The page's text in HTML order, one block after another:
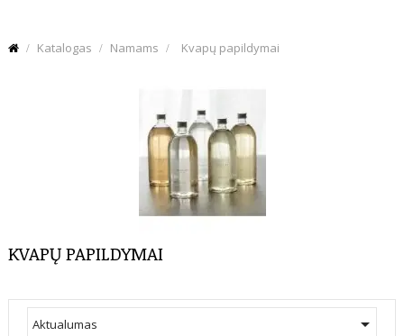
Katalogas Namams Kvapų papildymai
KVAPŲ PAPILDYMAI
Aktualumas 